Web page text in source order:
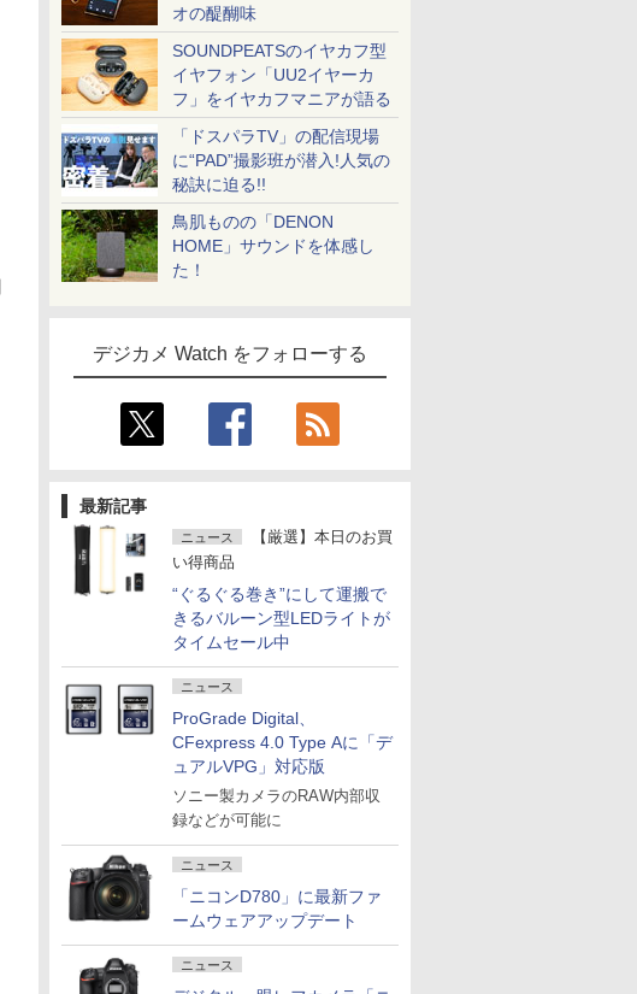
オの醍醐味
SOUNDPEATSのイヤカフ型
イヤフォン「UU2イヤーカ
フ」をイヤカフマニアが語る
「ドスパラTV」の配信現場
に“PAD”撮影班が潜入!人気の
秘訣に迫る!!
鳥肌ものの「DENON
HOME」サウンドを体感し
た！
デジカメ Watch をフォローする
最新記事
ニュース
【厳選】本日のお買
い得商品
“ぐるぐる巻き”にして運搬で
きるバルーン型LEDライトが
タイムセール中
ニュース
ProGrade Digital、
CFexpress 4.0 Type Aに「デ
ュアルVPG」対応版
ソニー製カメラのRAW内部収
録などが可能に
ニュース
「ニコンD780」に最新ファ
ームウェアアップデート
ニュース